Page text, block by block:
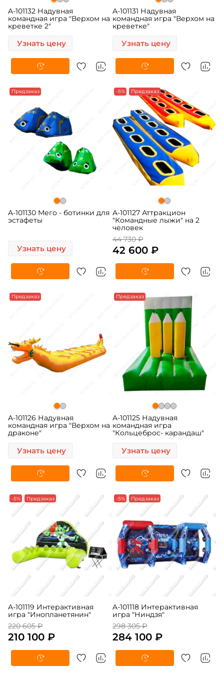
A-101132 Надувная
командная игра "Верхом на
креветке 2"
Узнать цену
A-101131 Надувная
командная игра "Верхом на
креветке"
Узнать цену
Предзаказ
A-101130 Мего - ботинки для
эстафеты
Узнать цену
-5% Предзаказ
A-101127 Аттракцион
"Командные лыжи" на 2
человек
44 730 ₽
42 600 ₽
Предзаказ
A-101126 Надувная
командная игра "Верхом на
драконе"
Узнать цену
Предзаказ
A-101125 Надувная
командная игра
"Кольцеброс- карандаш"
Узнать цену
-5% Предзаказ
A-101119 Интерактивная
игра "Инопланетянин"
220 605 ₽
210 100 ₽
-5% Предзаказ
A-101118 Интерактивная
игра "Ниндзя"
298 305 ₽
284 100 ₽